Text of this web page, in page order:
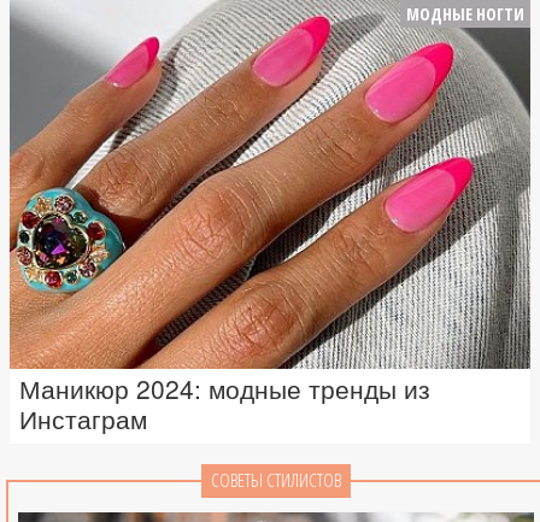
МОДНЫЕ НОГТИ
Маникюр 2024: модные тренды из
Инстаграм
СОВЕТЫ СТИЛИСТОВ